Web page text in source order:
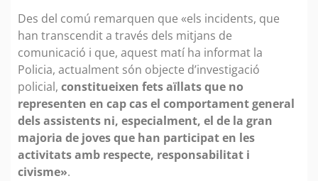
Des del comú remarquen que «els incidents, que
han transcendit a través dels mitjans de
comunicació i que, aquest matí ha informat la
Policia, actualment són objecte d’investigació
policial, constitueixen fets aïllats que no
representen en cap cas el comportament general
dels assistents ni, especialment, el de la gran
majoria de joves que han participat en les
activitats amb respecte, responsabilitat i
civisme».